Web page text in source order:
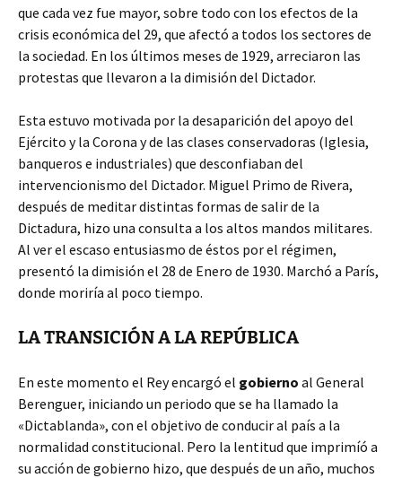
que cada vez fue mayor, sobre todo con los efectos de la
crisis económica del 29, que afectó a todos los sectores de
la sociedad. En los últimos meses de 1929, arreciaron las
protestas que llevaron a la dimisión del Dictador.
Esta estuvo motivada por la desaparición del apoyo del
Ejército y la Corona y de las clases conservadoras (Iglesia,
banqueros e industriales) que desconfiaban del
intervencionismo del Dictador. Miguel Primo de Rivera,
después de meditar distintas formas de salir de la
Dictadura, hizo una consulta a los altos mandos militares.
Al ver el escaso entusiasmo de éstos por el régimen,
presentó la dimisión el 28 de Enero de 1930. Marchó a París,
donde moriría al poco tiempo.
LA TRANSICIÓN A LA REPÚBLICA
En este momento el Rey encargó el gobierno al General
Berenguer, iniciando un periodo que se ha llamado la
«Dictablanda», con el objetivo de conducir al país a la
normalidad constitucional. Pero la lentitud que imprimíó a
su acción de gobierno hizo, que después de un año, muchos